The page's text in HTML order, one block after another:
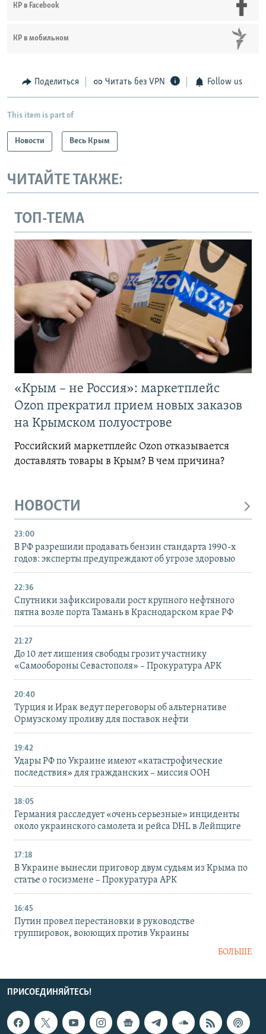
КР в Facebook
КР в мобильном
Поделиться Читать без VPN Follow us
This item is part of
Новости Весь Крым
ЧИТАЙТЕ ТАКЖЕ:
ТОП-ТЕМА
«Крым – не Россия»: маркетплейс
Ozon прекратил прием новых заказов
на Крымском полуострове
Российский маркетплейс Ozon отказывается
доставлять товары в Крым? В чем причина?
НОВОСТИ
23:00
В РФ разрешили продавать бензин стандарта 1990-х
годов: эксперты предупреждают об угрозе здоровью
22:36
Спутники зафиксировали рост крупного нефтяного
пятна возле порта Тамань в Краснодарском крае РФ
21:27
До 10 лет лишения свободы грозит участнику
«Самообороны Севастополя» – Прокуратура АРК
20:40
Турция и Ирак ведут переговоры об альтернативе
Ормузскому проливу для поставок нефти
19:42
Удары РФ по Украине имеют «катастрофические
последствия» для гражданских – миссия ООН
18:05
Германия расследует «очень серьезные» инциденты
около украинского самолета и рейса DHL в Лейпциге
17:18
В Украине вынесли приговор двум судьям из Крыма по
статье о госизмене – Прокуратура АРК
16:45
Путин провел перестановки в руководстве
группировок, воюющих против Украины
БОЛЬШЕ
ПРИСОЕДИНЯЙТЕСЬ!